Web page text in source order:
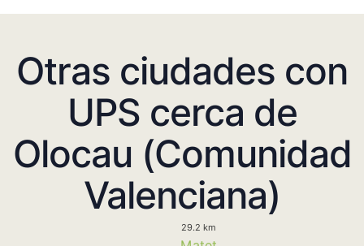
Otras ciudades con
UPS cerca de
Olocau (Comunidad
Valenciana)
29.2 km